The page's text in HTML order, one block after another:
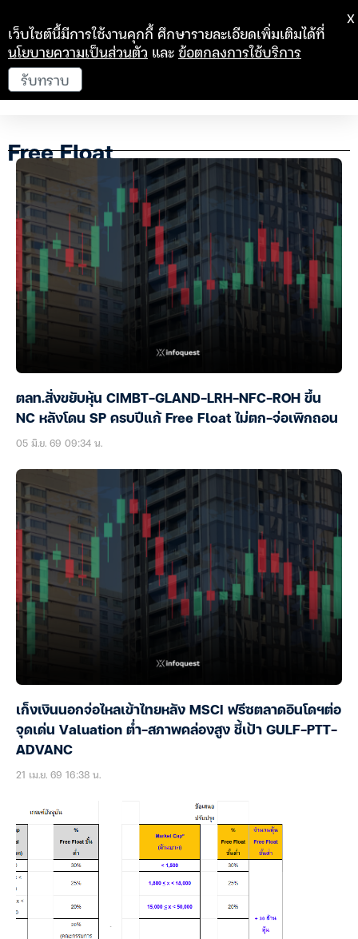
Free Float
ตลท.สั่งขยับหุ้น CIMBT-GLAND-LRH-NFC-ROH ขึ้น
NC หลังโดน SP ครบปีแก้ Free Float ไม่ตก-จ่อเพิกถอน
05 มิ.ย. 69 09:34 น.
เก็งเงินนอกจ่อไหลเข้าไทยหลัง MSCI ฟรีซตลาดอินโดฯต่อ
จุดเด่น Valuation ต่ำ-สภาพคล่องสูง ชี้เป้า GULF-PTT-
ADVANC
21 เม.ย. 69 16:38 น.
เว็บไซต์นี้มีการใช้งานคุกกี้ ศึกษารายละเอียดเพิ่มเติมได้ที่
นโยบายความเป็นส่วนตัว และข้อตกลงการใช้บริการ
รับทราบ
X